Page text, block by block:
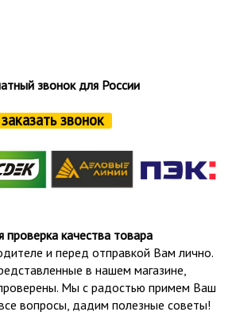
звонок для России
звонок
проверка качества товара
и перед отправкой Вам лично.
в нашем магазине,
Мы с радостью примем Ваш
вопросы, дадим полезные советы!